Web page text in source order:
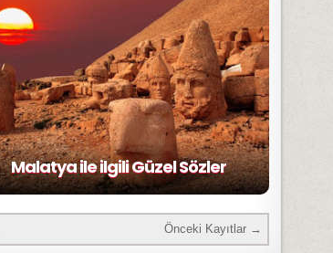
Malatya ile ilgili Güzel Sözler
Önceki Kayıtlar →